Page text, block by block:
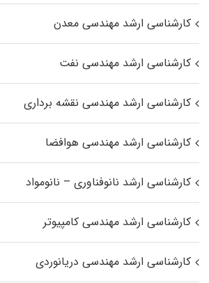
کارشناسی ارشد مهندسی معدن
کارشناسی ارشد مهندسی نفت
کارشناسی ارشد مهندسی نقشه برداری
کارشناسی ارشد مهندسی هوافضا
کارشناسی ارشد نانوفناوری – نانومواد
کارشناسی ارشد مهندسی کامپیوتر
کارشناسی ارشد مهندسی دریانوردی